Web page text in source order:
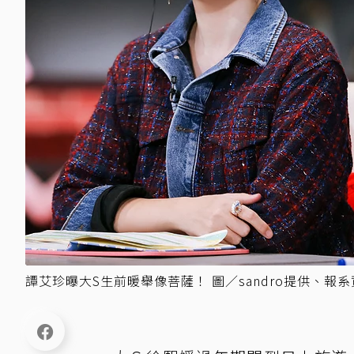
譚艾珍曝大S生前暖舉像菩薩！ 圖／sandro提供、報